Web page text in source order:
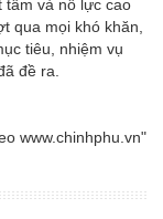
tâm và nỗ lực cao
qua mọi khó khăn,
tiêu, nhiệm vụ
đề ra.
www.chinhphu.vn"